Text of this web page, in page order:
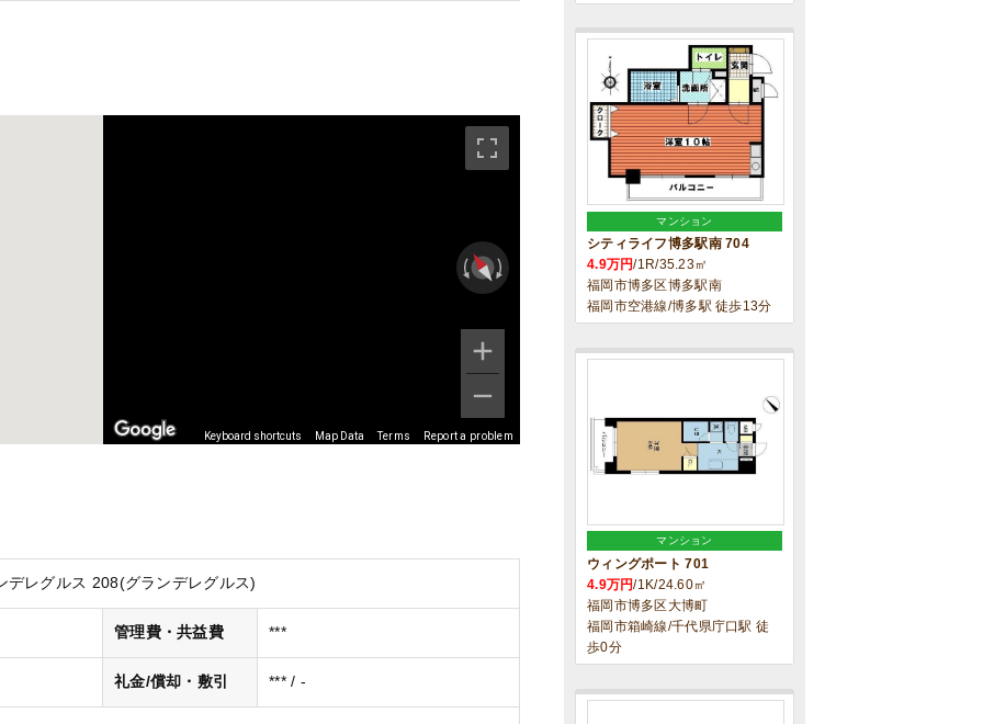
Keyboard shortcuts Map Data Terms Report a problem
デレグルス 208(グランデレグルス)
管理費・共益費 ***
礼金/償却・敷引 *** / -
マンション
シティライフ博多駅南 704
4.9万円/1R/35.23㎡
福岡市博多区博多駅南
福岡市空港線/博多駅 徒歩13分
マンション
ウィングポート 701
4.9万円/1K/24.60㎡
福岡市博多区大博町
福岡市箱崎線/千代県庁口駅 徒
歩0分